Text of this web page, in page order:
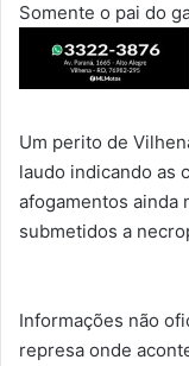
Somente o pai do
Um perito de
laudo indicando as
afogamentos ainda
submetidos a
Informações não
represa onde